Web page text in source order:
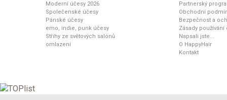
Moderní účesy 2026
Společenské účesy
Pánské účesy
emo, indie, punk účesy
Střihy ze světových salónů
omlazení
Partnerský
Obchodní
Bezpečnost a
Zásady
Napsali jste...
O HappyHair
Kontakt